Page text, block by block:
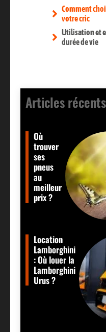
Comment
votre cric
Utilisation et
durée de vie
Articles récents​
Où
trouver
ses
pneus
au
meilleur
prix ?
Location
Lamborghini
: Où louer la
Lamborghini
Urus ?